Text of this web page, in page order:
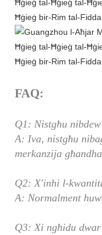
FAQ:
Q1: Nistgħu
A: Iva, nistgħu
merkanzija
Q2: X'inhi l-
A: Normalment
Q3: Xi ngħidu